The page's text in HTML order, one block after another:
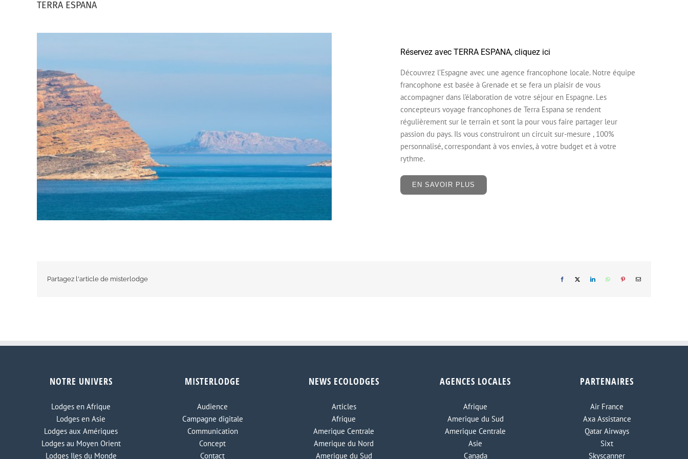
TERRA ESPANA
Réservez avec TERRA ESPANA, cliquez ici
Découvrez l’Espagne avec une agence francophone locale. Notre équipe
francophone est basée à Grenade et se fera un plaisir de vous
accompagner dans l’élaboration de votre séjour en Espagne. Les
concepteurs voyage francophones de Terra Espana se rendent
régulièrement sur le terrain et sont la pour vous faire partager leur
passion du pays. Ils vous construiront un circuit sur-mesure , 100%
personnalisé, correspondant à vos envies, à votre budget et à votre
rythme.
EN SAVOIR PLUS
Partagez l'article de misterlodge Facebook LinkedInWhatsAppPinterestEmail
NOTRE UNIVERS
Lodges en Afrique
Lodges en Asie
Lodges aux Amériques
Lodges au Moyen Orient
Lodges Iles du Monde
MISTERLODGE
Audience
Campagne digitale
Communication
Concept
Contact
NEWS ECOLODGES
Articles
Afrique
Amerique Centrale
Amerique du Nord
Amerique du Sud
AGENCES LOCALES
Afrique
Amerique du Sud
Amerique Centrale
Asie
Canada
PARTENAIRES
Air France
Axa Assistance
Qatar Airways
Sixt
Skyscanner